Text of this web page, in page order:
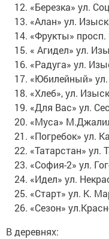
«Березка» ул.
«Алан» ул.
«Фрукты»
« Агидел» ул.
«Радуга» ул.
«Юбилейный»
«Хлеб», ул.
«Для Вас» ул.
«Муса»
«Погребок» ул.
«Татарстан» ул.
«София-2» ул.
«Идел» ул.
«Старт» ул. К.
«Сезон»
В деревнях: